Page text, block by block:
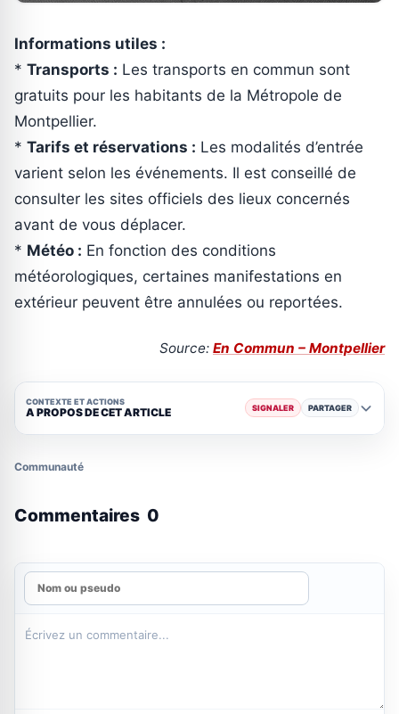
Informations utiles :
* Transports : Les transports en commun sont
gratuits pour les habitants de la Métropole de
Montpellier.
* Tarifs et réservations : Les modalités d’entrée
varient selon les événements. Il est conseillé de
consulter les sites officiels des lieux concernés
avant de vous déplacer.
* Météo : En fonction des conditions
météorologiques, certaines manifestations en
extérieur peuvent être annulées ou reportées.
Source: En Commun – Montpellier
CONTEXTE ET ACTIONS
A PROPOS DE CET ARTICLE SIGNALER PARTAGER
Communauté
Commentaires 0